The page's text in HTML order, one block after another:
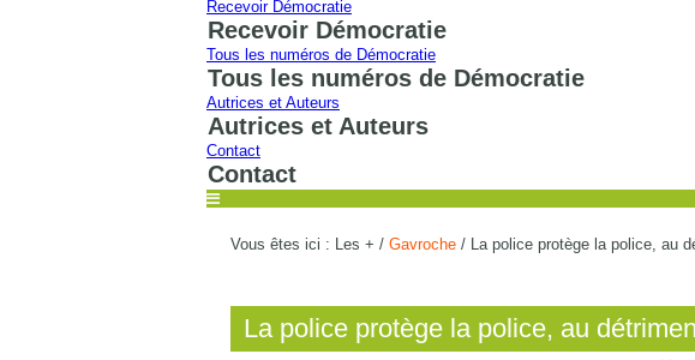
Recevoir Démocratie
Recevoir Démocratie
Tous les numéros de Démocratie
Tous les numéros de Démocratie
Autrices et Auteurs
Autrices et Auteurs
Contact
Contact
Vous êtes ici : Les + / Gavroche / La police protège la police, au
La police protège la police, au